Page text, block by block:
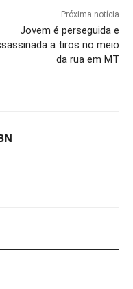
Próxima notícia
Jovem é perseguida e
a tiros no meio
da rua em MT